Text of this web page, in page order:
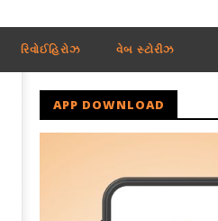
રિવોઈહિરોઝ વેબ સ્ટોરીઝ
APP DOWNLOAD